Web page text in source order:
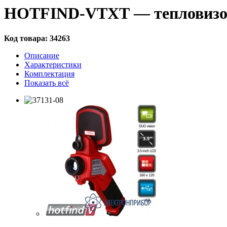
HOTFIND-VTXT —
Код товара: 34263
Описание
Характеристики
Комплектация
Показать всё